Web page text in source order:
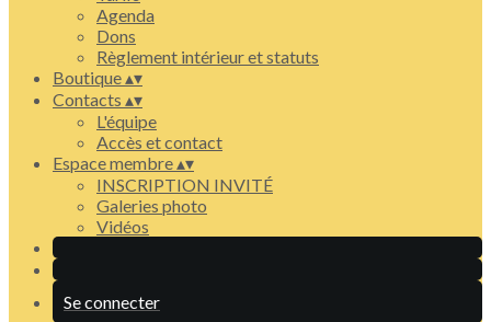
Agenda
Dons
Règlement intérieur et statuts
Boutique▴▾
Contacts ▴▾
L'équipe
Accès et contact
Espace membre▴▾
INSCRIPTION INVITÉ
Galeries photo
Vidéos
Se connecter